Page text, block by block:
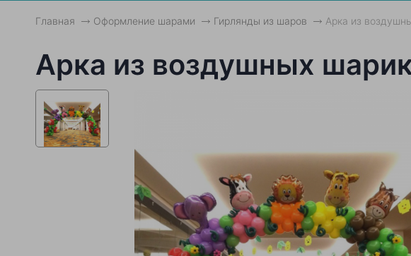
Главная Оформление шарами Гирлянды из шаров Арка из
Арка из воздушных